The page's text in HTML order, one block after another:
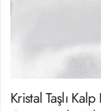
Kristal Taşlı